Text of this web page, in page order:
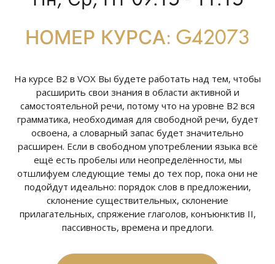
НОМЕР КУРСА: G42073
На курсе В2 в VOX Вы будете работать над тем, чтобы
расширить свои знания в области активной и
самостоятельной речи, потому что на уровне В2 вся
грамматика, необходимая для свободной речи, будет
освоена, а словарный запас будет значительно
расширен. Если в свободном употреблении языка всё
ещё есть пробелы или неопределённости, мы
отшлифуем следующие темы до тех пор, пока они не
подойдут идеально: порядок слов в предложении,
склонение существительных, склонение
прилагательных, спряжение глаголов, конъюнктив II,
пассивность, времена и предлоги.